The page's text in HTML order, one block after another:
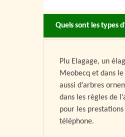
Quels sont les types
Plu Elagage, un
Meobecq et dans
aussi d’arbres
dans les règles de
pour les
téléphone.